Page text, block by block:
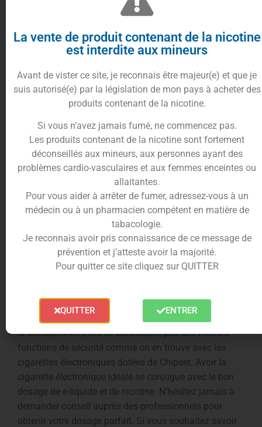
de forme plus robuste, elle contient généralement
généralement d’atteindre des puissances de vape
élevées et une meilleure autonomie.Le tube: discrète,
la cigarette électronique tubulaire se glisse facilement
dans votre sac. Certaines supportent des
clearomiseurs amovibles, d’autres ont leur réservoir
changer.La cigalike: ce format correspond aux
premières cigarettes électroniques, conçues pour
ressembler à la forme d’une cigarette. Elle est
fortement dépassée de nos jours.Avec Chipset: De
nombreuses cigarettes électroniques sont proposées
avec un chipset plus ou moins performant permettant
d’avoir le contrôle sur de nombreux aspects. A partir
d’un écran vous pourrez afficher la température,
l’autonomie, la puissance de votre cigarette
électronique. Généralement ces chipsets disposent
d’un grand nombre de fonctions de sécurité pour vaper
électroniques réservées aux experts. Elles ont été
conçues avec des matériaux favorisant la réactivité et
la conductivité. Elles ne bénéficient pas des mêmes
fonctions de sécurité comme on en trouve avec les
cigarettes électroniques dotées de Chipset. Avoir la
cigarette électronique idéale se conjugue avec le bon
dosage de e-liquide et de nicotine. N’hésitez jamais à
demander conseil auprès des professionnels pour
obtenir votre dosage parfait. Si vous souhaitez savoir
La vente de produit contenant de la nicotine
est interdite aux mineurs
Avant de vister ce site, je reconnais être majeur(e) et que je
suis autorisé(e) par la législation de mon pays à acheter des
produits contenant de la nicotine.
Si vous n’avez jamais fumé, ne commencez pas.
Les produits contenant de la nicotine sont fortement
déconseillés aux mineurs, aux personnes ayant des
problèmes cardio-vasculaires et aux femmes enceintes ou
allaitantes.
Pour vous aider à arrêter de fumer, adressez-vous à un
médecin ou à un pharmacien compétent en matière de
tabacologie.
Je reconnais avoir pris connaissance de ce message de
prévention et j’atteste avoir la majorité.
Pour quitter ce site cliquez sur QUITTER
QUITTER ENTRER